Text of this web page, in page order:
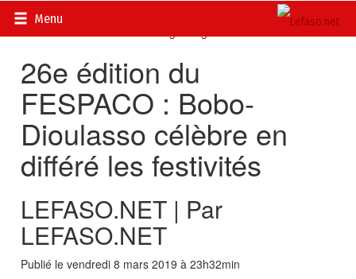
Menu
Accueil>
FESPACO 2011 : 26
26e édition du
FESPACO : Bobo-
Dioulasso célèbre en
différé les festivités
LEFASO.NET | Par
LEFASO.NET
Publié le vendredi 8 mars 2019 à 23h32min